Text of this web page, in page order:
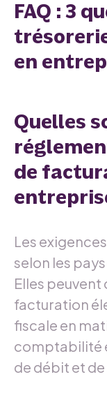
FAQ : 3
en
Quelles
de
Les
selon les
Elles
facturation
fiscale en
comptabilité
de débit et de